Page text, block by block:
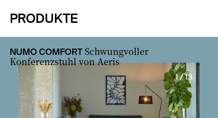
PRODUKTE
NUMO COMFORT Schwungvoller
Konferenzstuhl von Aeris
1 / 13